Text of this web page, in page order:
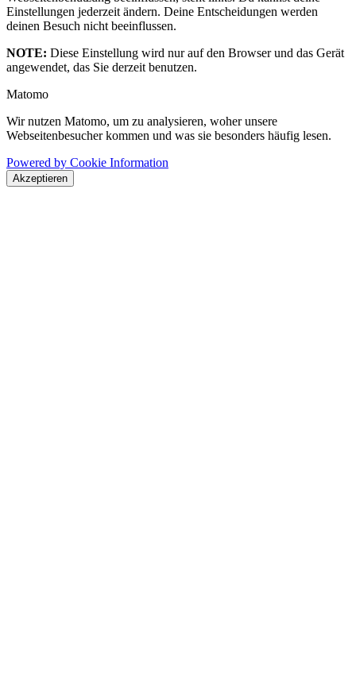
Einstellungen jederzeit ändern. Deine Entscheidungen werden
deinen Besuch nicht beeinflussen.
NOTE: Diese Einstellung wird nur auf den Browser und das Gerät
angewendet, das Sie derzeit benutzen.
Matomo
Wir nutzen Matomo, um zu analysieren, woher unsere
Webseitenbesucher kommen und was sie besonders häufig lesen.
Powered by Cookie Information
Akzeptieren